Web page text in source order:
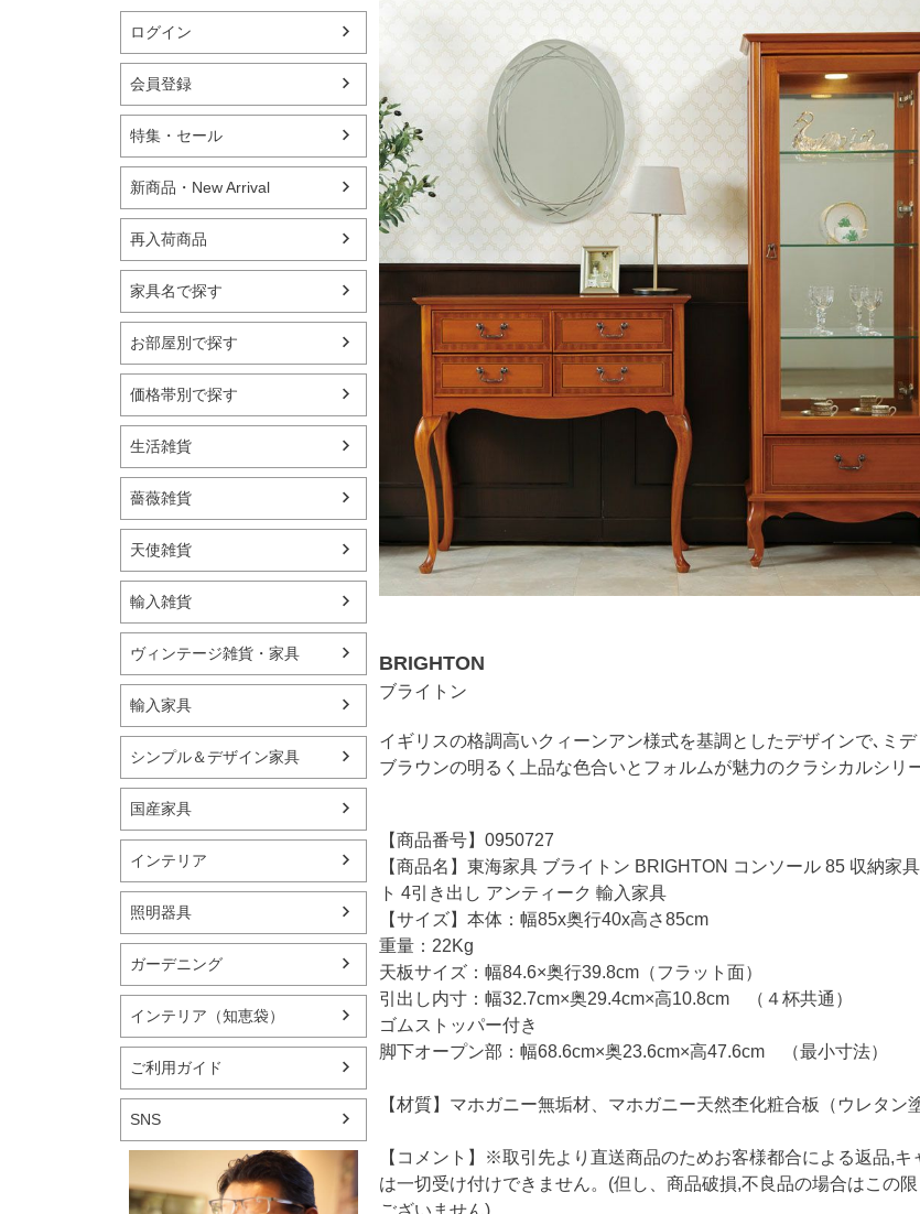
ログイン
会員登録
特集・セール
新商品・New Arrival
再入荷商品
家具名で探す
お部屋別で探す
価格帯別で探す
生活雑貨
薔薇雑貨
天使雑貨
輸入雑貨
ヴィンテージ雑貨・家具
輸入家具
シンプル＆デザイン家具
国産家具
インテリア
照明器具
ガーデニング
インテリア（知恵袋）
ご利用ガイド
SNS
BRIGHTON
ブライトン
イギリスの格調高いクィーンアン様式を基調としたデザインで､ミデ
ブラウンの明るく上品な色合いとフォルムが魅力のクラシカルシリ
【商品番号】0950727
【商品名】東海家具 ブライトン BRIGHTON コンソール 85 収納家
ト 4引き出し アンティーク 輸入家具
【サイズ】本体：幅85x奥行40x高さ85cm
重量：22Kg
天板サイズ：幅84.6×奥行39.8cm（フラット面）
引出し内寸：幅32.7cm×奥29.4cm×高10.8cm （４杯共通）
ゴムストッパー付き
脚下オープン部：幅68.6cm×奥23.6cm×高47.6cm （最小寸法）
【材質】マホガニー無垢材、マホガニー天然杢化粧合板（ウレタン
【コメント】※取引先より直送商品のためお客様都合による返品,キ
は一切受け付けできません。(但し、商品破損,不良品の場合はこの